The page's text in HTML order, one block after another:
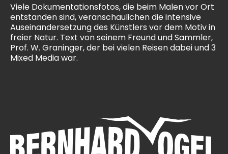
Viele Dokumentationsfotos, die beim Malen vor Ort
entstanden sind, veranschaulichen die intensive
Auseinandersetzung des Künstlers vor dem Motiv in
freier Natur. Text von seinem Freund und Sammler,
Prof. W. Graninger, der bei vielen Reisen dabei und 3
Mixed Media war.